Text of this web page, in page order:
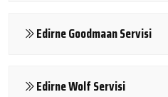
Edirne Goodmaan Servisi
Edirne Wolf Servisi